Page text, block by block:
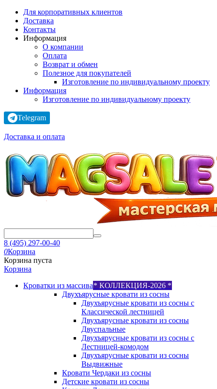
Для корпоративных клиентов
Доставка
Контакты
Информация
О компании
Оплата
Возврат и обмен
Полезное для покупателей
Изготовление по индивидуальному проекту
Информация
Изготовление по индивидуальному проекту
Telegram
Доставка и оплата
8 (495) 297-00-40
0Корзина
Корзина пуста
Корзина
Кроватки из массива* КОЛЛЕКЦИЯ-2026 *
Двухъярусные кровати из сосны
Двухъярусные кровати из сосны с
Классической лестницей
Двухъярусные кровати из сосны
Двуспальные
Двухъярусные кровати из сосны с
Лестницей-комодом
Двухъярусные кровати из сосны
Выдвижные
Кровати Чердаки из сосны
Детские кровати из сосны